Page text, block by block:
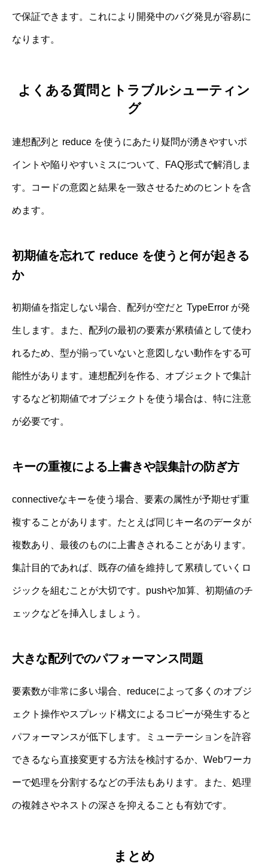
で保証できます。これにより開発中のバグ発見が容易に
なります。
よくある質問とトラブルシューティン
グ
連想配列と reduce を使うにあたり疑問が湧きやすいポ
イントや陥りやすいミスについて、FAQ形式で解消しま
す。コードの意図と結果を一致させるためのヒントを含
めます。
初期値を忘れて reduce を使うと何が起きる
か
初期値を指定しない場合、配列が空だと TypeError が発
生します。また、配列の最初の要素が累積値として使わ
れるため、型が揃っていないと意図しない動作をする可
能性があります。連想配列を作る、オブジェクトで集計
するなど初期値でオブジェクトを使う場合は、特に注意
が必要です。
キーの重複による上書きや誤集計の防ぎ方
connectiveなキーを使う場合、要素の属性が予期せず重
複することがあります。たとえば同じキー名のデータが
複数あり、最後のものに上書きされることがあります。
集計目的であれば、既存の値を維持して累積していくロ
ジックを組むことが大切です。pushや加算、初期値のチ
ェックなどを挿入しましょう。
大きな配列でのパフォーマンス問題
要素数が非常に多い場合、reduceによって多くのオブジ
ェクト操作やスプレッド構文によるコピーが発生すると
パフォーマンスが低下します。ミューテーションを許容
できるなら直接変更する方法を検討するか、Webワーカ
ーで処理を分割するなどの手法もあります。また、処理
の複雑さやネストの深さを抑えることも有効です。
まとめ